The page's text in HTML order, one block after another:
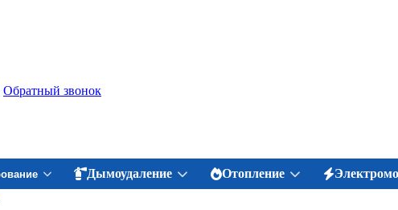
Обратный звонок
Дымоудаление Отопление